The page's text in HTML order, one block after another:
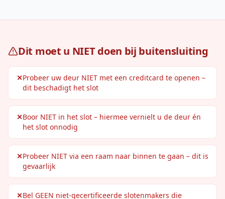
Dit moet u NIET doen bij buitensluiting
✕Probeer uw deur NIET met een creditcard te openen –
dit beschadigt het slot
✕Boor NIET in het slot – hiermee vernielt u de deur én
het slot onnodig
✕Probeer NIET via een raam naar binnen te gaan – dit is
gevaarlijk
✕Bel GEEN niet-gecertificeerde slotenmakers die